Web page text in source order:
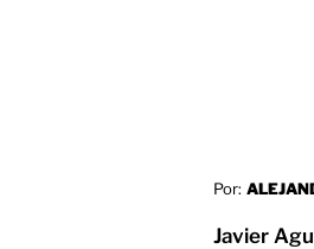
Por:
Javier